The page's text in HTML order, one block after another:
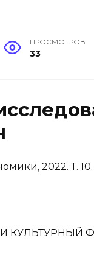
ПРОСМОТРОВ
33
2022. Т. 10.
КУЛЬТУРНЫЙ